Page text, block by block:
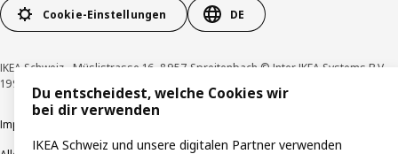
Cookie-Einstellungen DE
IKEA Schweiz - Müslistrasse 16, 8957 Spreitenbach © Inter IKEA Systems B.V.
1999-2026
Impressum / Datenschutzerklärung
Du entscheidest, welche Cookies wir
bei dir verwenden
IKEA Schweiz und unsere digitalen Partner verwenden